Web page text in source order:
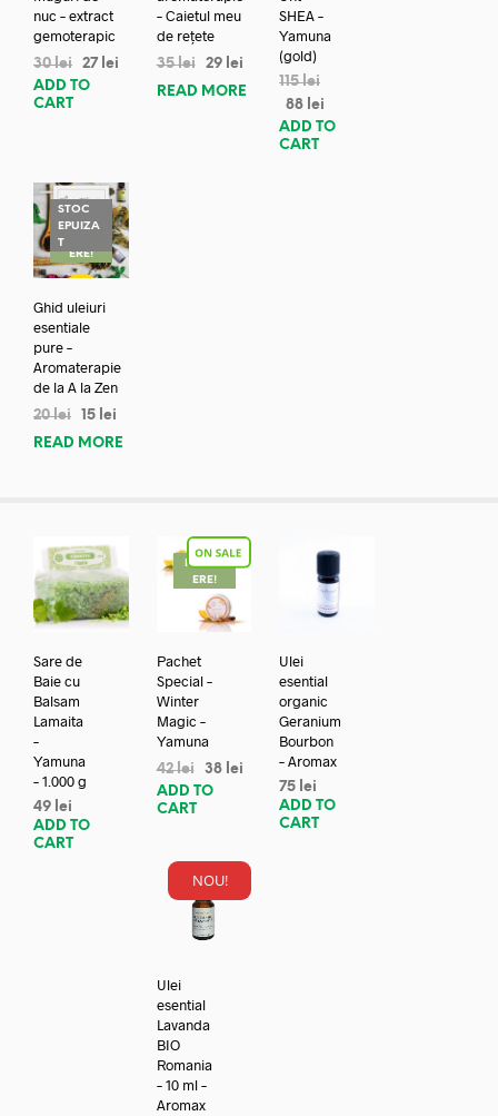
nuc – extract
gemoterapic
30lei 27 lei
ADD TO
CART
– Caietul meu
de rețete
35lei 29 lei
READ MORE
SHEA –
Yamuna
(gold)
115lei
88 lei
ADD TO
CART
STOC
EPUIZA
TREDUC
ERE!
Ghid uleiuri
esentiale
pure –
Aromaterapie
de la A la Zen
20lei 15 lei
READ MORE
Sare de
Baie cu
Balsam
Lamaita
–
Yamuna
– 1.000 g
49 lei
ADD TO
CART
REDUC
ERE!
Pachet
Special –
Winter
Magic –
Yamuna
42lei 38 lei
ADD TO
CART
Ulei
esential
organic
Geranium
Bourbon
– Aromax
75 lei
ADD TO
CART
NOU!
Ulei
esential
Lavanda
BIO
Romania
– 10 ml –
Aromax